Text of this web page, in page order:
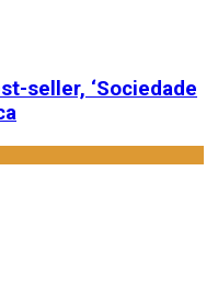
seller, ‘Sociedade